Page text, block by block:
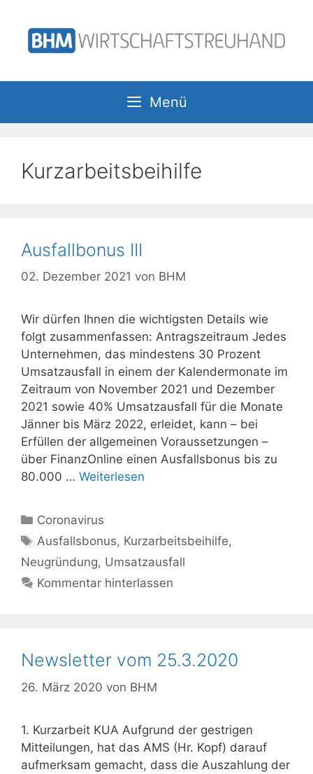
Inhalt
springen
Menü
Kurzarbeitsbeihilfe
Ausfallbonus III
02. Dezember 2021 von BHM
Wir dürfen Ihnen die wichtigsten Details wie
folgt zusammenfassen: Antragszeitraum Jedes
Unternehmen, das mindestens 30 Prozent
Umsatzausfall in einem der Kalendermonate im
Zeitraum von November 2021 und Dezember
2021 sowie 40% Umsatzausfall für die Monate
Jänner bis März 2022, erleidet, kann – bei
Erfüllen der allgemeinen Voraussetzungen –
über FinanzOnline einen Ausfallsbonus bis zu
80.000 … Weiterlesen
Kategorien
Coronavirus
Schlagwörter
Ausfallsbonus, Kurzarbeitsbeihilfe,
Neugründung, Umsatzausfall
Kommentar hinterlassen
Newsletter vom 25.3.2020
26. März 2020 von BHM
1. Kurzarbeit KUA Aufgrund der gestrigen
Mitteilungen, hat das AMS (Hr. Kopf) darauf
aufmerksam gemacht, dass die Auszahlung der